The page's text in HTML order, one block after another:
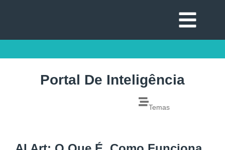
Portal De Inteligência
Temas